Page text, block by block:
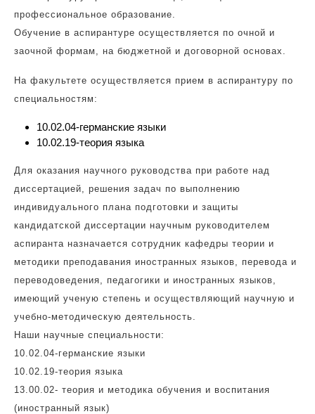
профессиональное образование.
Обучение в аспирантуре осуществляется по очной и
заочной формам, на бюджетной и договорной основах.
На факультете осуществляется прием в аспирантуру по
специальностям:
10.02.04-германские языки
10.02.19-теория языка
Для оказания научного руководства при работе над
диссертацией, решения задач по выполнению
индивидуального плана подготовки и защиты
кандидатской диссертации научным руководителем
аспиранта назначается сотрудник кафедры теории и
методики преподавания иностранных языков, перевода и
переводоведения, педагогики и иностранных языков,
имеющий ученую степень и осуществляющий научную и
учебно-методическую деятельность.
Наши научные специальности:
10.02.04-германские языки
10.02.19-теория языка
13.00.02- теория и методика обучения и воспитания
(иностранный язык)